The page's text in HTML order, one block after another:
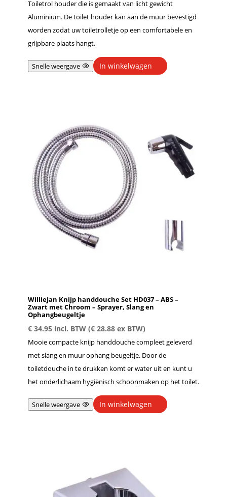
Toiletrol houder die is gemaakt van licht gewicht
Aluminium. De toilet houder kan aan de muur bevestigd
worden zodat uw toiletrolletje op een comfortabele en
grijpbare plaats hangt.
Snelle weergave In winkelwagen
WillieJan Knijp handdouche Set HD037 – ABS –
Zwart met Chroom – Sprayer, Slang en
Ophangbeugeltje
€34.95 incl. BTW (€28.88ex BTW)
Mooie compacte knijp handdouche compleet geleverd
met slang en muur ophang beugeltje. Door de
toiletdouche in te drukken komt er water uit en kunt u
het onderlichaam hygiënisch schoonmaken op het toilet.
Snelle weergave In winkelwagen